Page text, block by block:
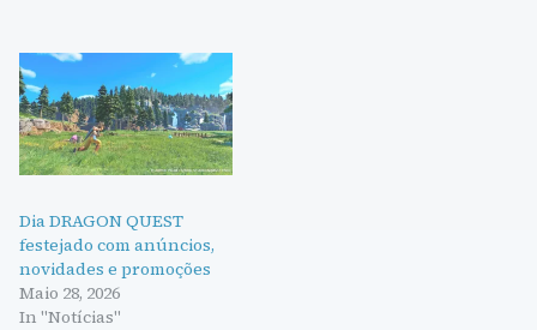
Dia DRAGON QUEST
festejado com anúncios,
novidades e promoções
Maio 28, 2026
In "Notícias"